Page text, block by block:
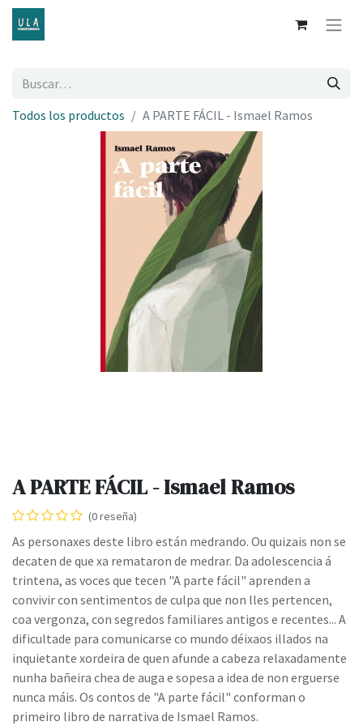
Todos los productos A PARTE FÁCIL - Ismael Ramos
A PARTE FÁCIL - Ismael Ramos
(0 reseña)
As personaxes deste libro están medrando. Ou quizais non se
decaten de que xa remataron de medrar. Da adolescencia á
trintena, as voces que tecen "A parte fácil" aprenden a
convivir con sentimentos de culpa que non lles pertencen,
coa vergonza, con segredos familiares antigos e recentes... A
dificultade para comunicarse co mundo déixaos illados na
inquietante xordeira de quen afunde a cabeza relaxadamente
nunha bañeira chea de auga e sopesa a idea de non erguerse
nunca máis. Os contos de "A parte fácil" conforman o
primeiro libro de narrativa de Ismael Ramos.